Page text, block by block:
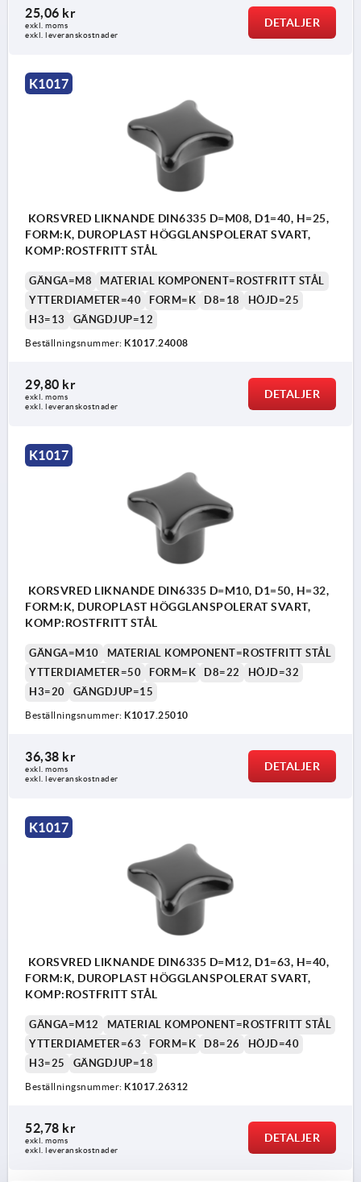
25,06 kr
exkl. moms
exkl. leveranskostnader
DETALJER
K1017
KORSVRED LIKNANDE DIN6335 D=M08, D1=40, H=25,
FORM:K, DUROPLAST HÖGGLANSPOLERAT SVART,
KOMP:ROSTFRITT STÅL
GÄNGA=M8
MATERIAL KOMPONENT=ROSTFRITT STÅL
YTTERDIAMETER=40
FORM=K D8=18
HÖJD=25
H3=13
GÄNGDJUP=12
Beställningsnummer: K1017.24008
29,80 kr
exkl. moms
exkl. leveranskostnader
DETALJER
K1017
KORSVRED LIKNANDE DIN6335 D=M10, D1=50, H=32,
FORM:K, DUROPLAST HÖGGLANSPOLERAT SVART,
KOMP:ROSTFRITT STÅL
GÄNGA=M10
MATERIAL KOMPONENT=ROSTFRITT STÅL
YTTERDIAMETER=50
FORM=K D8=22
HÖJD=32
H3=20
GÄNGDJUP=15
Beställningsnummer: K1017.25010
36,38 kr
exkl. moms
exkl. leveranskostnader
DETALJER
K1017
KORSVRED LIKNANDE DIN6335 D=M12, D1=63, H=40,
FORM:K, DUROPLAST HÖGGLANSPOLERAT SVART,
KOMP:ROSTFRITT STÅL
GÄNGA=M12
MATERIAL KOMPONENT=ROSTFRITT STÅL
YTTERDIAMETER=63
FORM=K D8=26
HÖJD=40
H3=25
GÄNGDJUP=18
Beställningsnummer: K1017.26312
52,78 kr
exkl. moms
exkl. leveranskostnader
DETALJER